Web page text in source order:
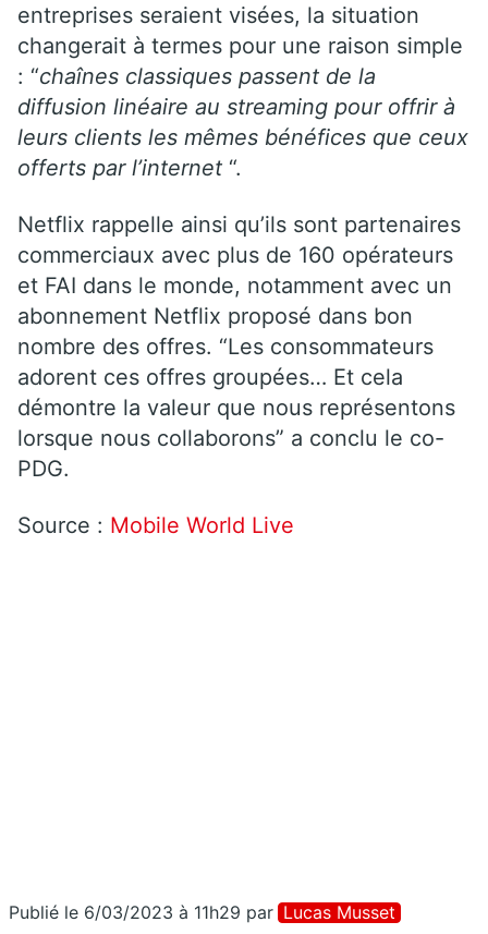
entreprises seraient visées, la situation
changerait à termes pour une raison simple
: “chaînes classiques passent de la
diffusion linéaire au streaming pour offrir à
leurs clients les mêmes bénéfices que ceux
offerts par l’internet “.
Netflix rappelle ainsi qu’ils sont partenaires
commerciaux avec plus de 160 opérateurs
et FAI dans le monde, notamment avec un
abonnement Netflix proposé dans bon
nombre des offres. “Les consommateurs
adorent ces offres groupées… Et cela
démontre la valeur que nous représentons
lorsque nous collaborons” a conclu le co-
PDG.
Source : Mobile World Live
Publié le 6/03/2023 à 11h29 par Lucas Musset